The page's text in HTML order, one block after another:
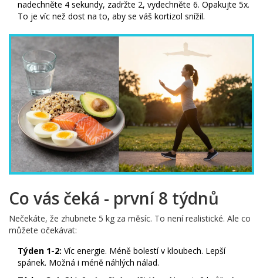
nadechněte 4 sekundy, zadržte 2, vydechněte 6. Opakujte 5x.
To je víc než dost na to, aby se váš kortizol snížil.
Co vás čeká - první 8 týdnů
Nečekáte, že zhubnete 5 kg za měsíc. To není realistické. Ale co
můžete očekávat:
Týden 1-2: Víc energie. Méně bolestí v kloubech. Lepší
spánek. Možná i méně náhlých nálad.